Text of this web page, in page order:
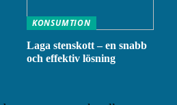
KONSUMTION
Laga stenskott – en snabb
och effektiv lösning